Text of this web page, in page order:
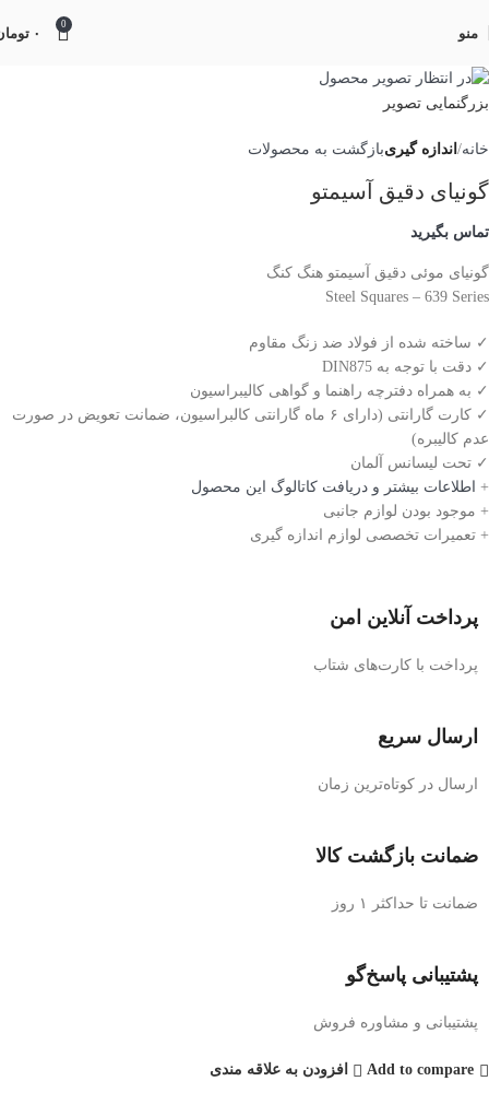
منو
0
۰
بزرگنمایی تصویر
خانه اندازه گیریبازگشت به محصولات
گونیای دقیق آسیمتو
تماس بگیرید
گونیای موئی دقیق آسیمتو هنگ کنگ
Steel Squares – 639 Series
✓ ساخته شده از فولاد ضد زنگ مقاوم
✓ دقت با توجه به DIN875
✓ به همراه دفترچه راهنما و گواهی کالیبراسیون
✓ کارت گارانتی (دارای ۶ ماه گارانتی کالبراسیون، ضمانت تعویض در صورت
عدم کالیبره)
✓ تحت لیسانس آلمان
+ اطلاعات بیشتر و دریافت کاتالوگ این محصول
+ موجود بودن لوازم جانبی
+ تعمیرات تخصصی لوازم اندازه گیری
پرداخت آنلاین امن
پرداخت با کارت‌های شتاب
ارسال سریع
ارسال در کوتاه‌ترین زمان
ضمانت بازگشت کالا
ضمانت تا حداکثر ۱ روز
پشتیبانی پاسخ‌گو
پشتیبانی و مشاوره فروش
Add to compare افزودن به علاقه مندی